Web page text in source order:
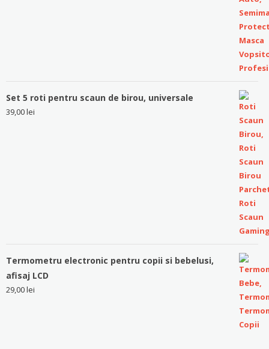
Set 5 roti pentru scaun de birou, universale
39,00lei
Termometru electronic pentru copii si bebelusi,
afisaj LCD
29,00lei